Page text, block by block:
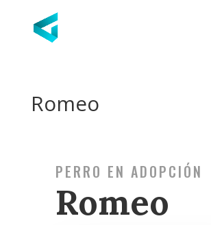
Romeo
PERRO EN ADOPCIÓN
Romeo